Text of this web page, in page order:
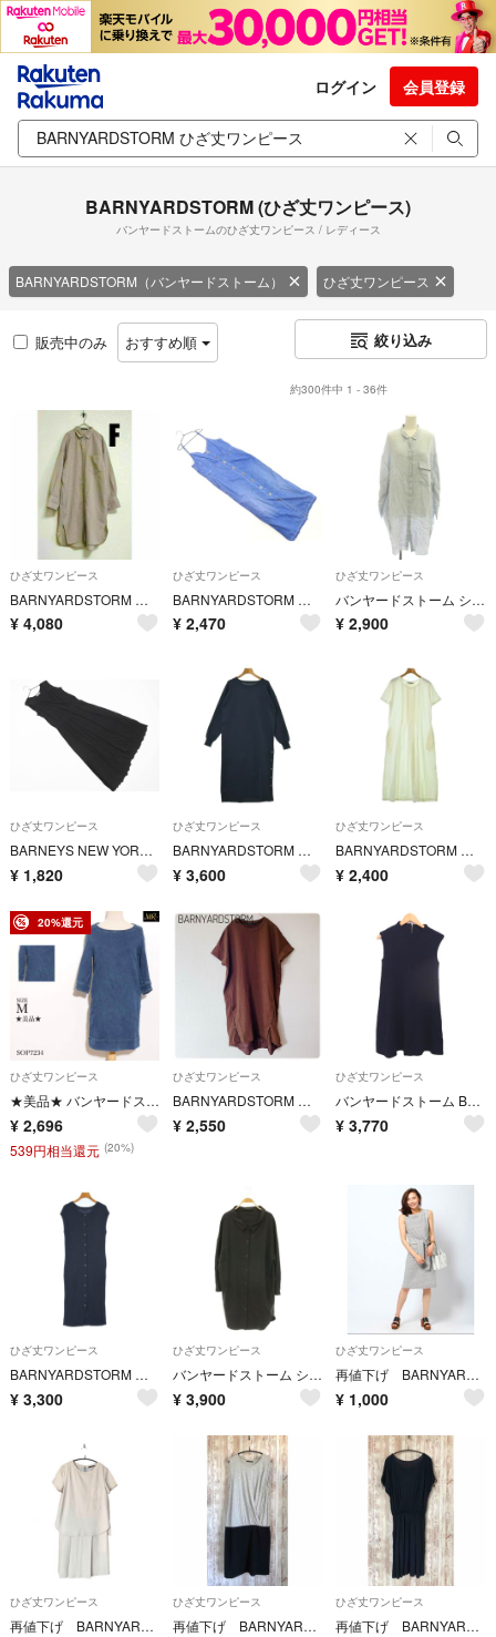
ログイン 会員登録
BARNYARDSTORM (ひざ丈ワンピース)
バンヤードストームのひざ丈ワンピース / レディース
BARNYARDSTORM（バンヤードストーム） ひざ丈ワンピース
販売中のみ おすすめ順 絞り込み
約300件中 1 - 36件
ひざ丈ワンピース
BARNYARDSTORM スモールカラーシャツワンピース チュニック ベージュ
¥ 4,080
ひざ丈ワンピース
BARNYARDSTORM バンヤードストーム フロントボタン キャミソール ワンピース size0/紺 ■◆ レディース
¥ 2,470
ひざ丈ワンピース
バンヤードストーム シャツ ワンピース 麻 1 水色 無地 長袖 /JP
¥ 2,900
ひざ丈ワンピース
BARNEYS NEW YORK バーニーズニューヨーク ノースリーブ カシュクール風 ワンピース 黒 ■◆ レディース
¥ 1,820
ひざ丈ワンピース
BARNYARDSTORM バーンヤードストーム ワンピース S 紺 【古着】【中古】【送料無料】
¥ 3,600
ひざ丈ワンピース
BARNYARDSTORM バーンヤードストーム ワンピース M 白 【古着】【中古】【送料無料】
¥ 2,400
20%還元
ひざ丈ワンピース
★美品★ バンヤードストーム ワンピース 膝丈 七分袖 デニム ゆったり感
¥ 2,696
539円相当還元 (20%)
ひざ丈ワンピース
BARNYARDSTORM シルク混 コクーンワンピース ブラウン サイドボタン
¥ 2,550
ひざ丈ワンピース
バンヤードストーム BARNYARDSTORM ワンピース 膝下丈 プルオーバー
¥ 3,770
ひざ丈ワンピース
BARNYARDSTORM バーンヤードストーム ワンピース M 紺 【古着】【中古】【送料無料】
¥ 3,300
ひざ丈ワンピース
バンヤードストーム シャツワンピース 1 チャコール /ES ■OS
¥ 3,900
ひざ丈ワンピース
再値下げ BARNYARDSTORM リボンベルトワンピース
¥ 1,000
ひざ丈ワンピース
再値下げ BARNYARDSTORM 切り替えワンピース
ひざ丈ワンピース
再値下げ BARNYARDSTORM 切り替えワンピース
ひざ丈ワンピース
再値下げ BARNYARDSTORM チュニックワンピース